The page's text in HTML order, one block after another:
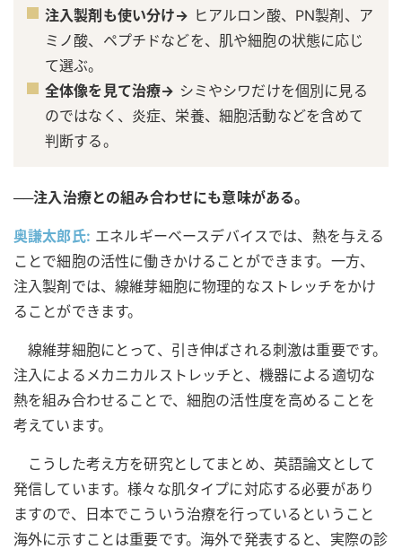
注入製剤も使い分け→ ヒアルロン酸、PN製剤、ア
ミノ酸、ペプチドなどを、肌や細胞の状態に応じ
て選ぶ。
全体像を見て治療→ シミやシワだけを個別に見る
のではなく、炎症、栄養、細胞活動などを含めて
判断する。
──注入治療との組み合わせにも意味がある。
奥謙太郎氏: エネルギーベースデバイスでは、熱を与える
ことで細胞の活性に働きかけることができます。一方、
注入製剤では、線維芽細胞に物理的なストレッチをかけ
ることができます。
線維芽細胞にとって、引き伸ばされる刺激は重要です。
注入によるメカニカルストレッチと、機器による適切な
熱を組み合わせることで、細胞の活性度を高めることを
考えています。
こうした考え方を研究としてまとめ、英語論文として
発信しています。様々な肌タイプに対応する必要があり
ますので、日本でこういう治療を行っているということ
海外に示すことは重要です。海外で発表すると、実際の診